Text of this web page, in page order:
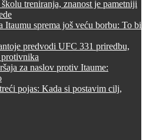
treniranja, znanost je pametniji
Itaumu sprema još veću borbu: To bi
predvodi UFC 331 priredbu,
za naslov protiv Itaume:
pojas: Kada si postavim cilj,